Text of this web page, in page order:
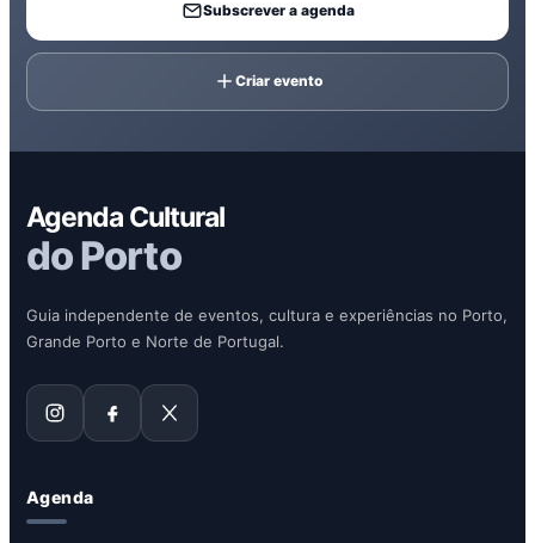
Subscrever a agenda
Criar evento
Agenda Cultural
do Porto
Guia independente de eventos, cultura e experiências no Porto,
Grande Porto e Norte de Portugal.
Agenda